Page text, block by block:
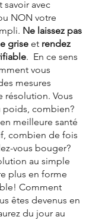
savoir avec
NON votre
Ne laissez pas
grise et rendez
.  En ce sens
vous
mesures
résolution. Vous
poids, combien?
meilleure santé
combien de fois
vous bouger?
au simple
plus en forme
Comment
êtes devenus en
du jour au